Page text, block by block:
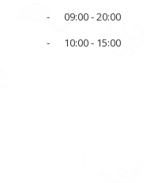
09:00 20:00
10:00 15:00